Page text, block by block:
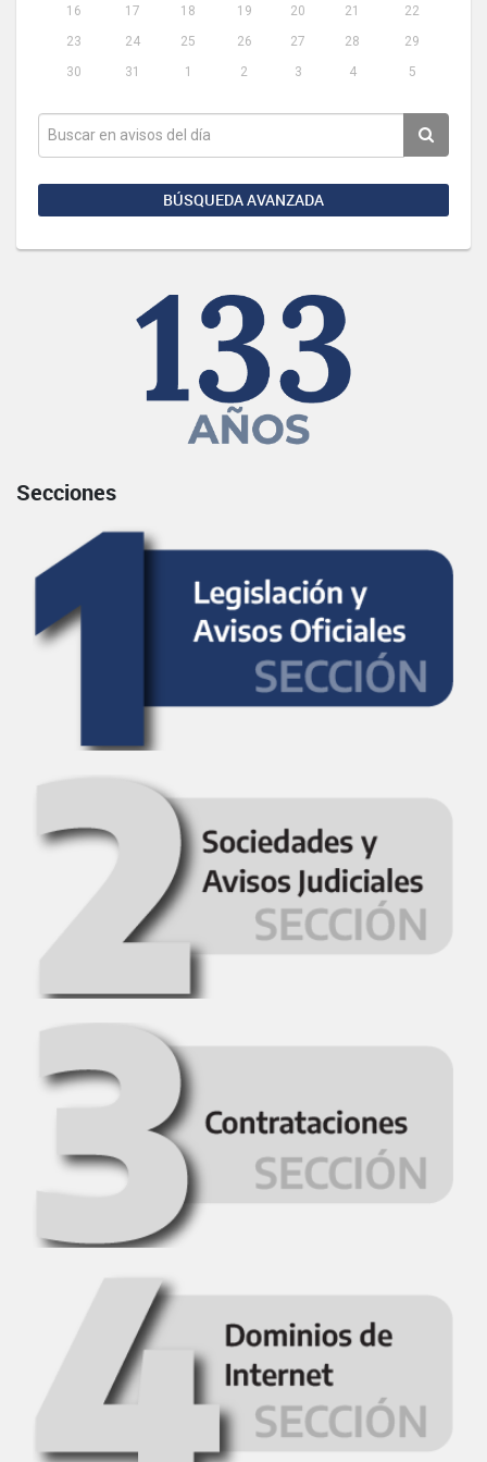
16
17 18 19 20 21
22
23
24 25 26 27 28
29
30
31 1 2 3 4 5
BÚSQUEDA AVANZADA
Secciones